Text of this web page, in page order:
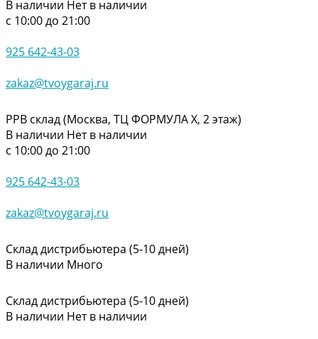
В наличии Нет в наличии
с 10:00 до 21:00
925 642-43-03
zakaz@tvoygaraj.ru
РРВ склад (Москва, ТЦ ФОРМУЛА Х, 2 этаж)
В наличии Нет в наличии
с 10:00 до 21:00
925 642-43-03
zakaz@tvoygaraj.ru
Склад дистрибьютера (5-10 дней)
В наличии Много
Склад дистрибьютера (5-10 дней)
В наличии Нет в наличии